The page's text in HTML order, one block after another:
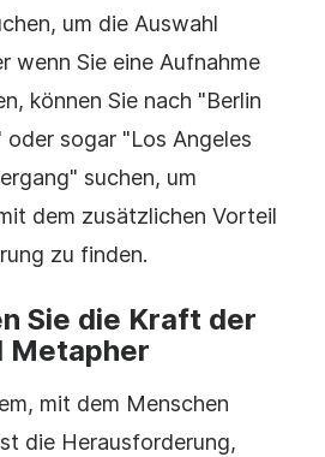
um die Auswahl
wenn Sie eine Aufnahme
können Sie nach "Berlin
oder sogar "Los Angeles
suchen, um
dem zusätzlichen Vorteil
zu finden.
Sie die Kraft der
Metapher
mit dem Menschen
die Herausforderung,